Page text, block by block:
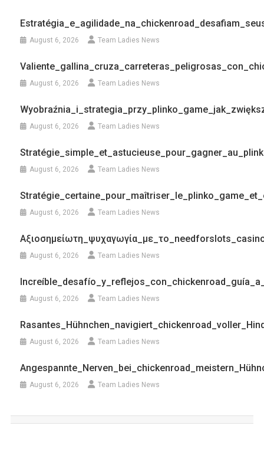
August 6, 2026 Team Ladies News
August 6, 2026 Team Ladies News
August 6, 2026 Team Ladies News
August 6, 2026 Team Ladies News
August 6, 2026 Team Ladies News
August 6, 2026 Team Ladies News
August 6, 2026 Team Ladies News
August 6, 2026 Team Ladies News
August 6, 2026 Team Ladies News